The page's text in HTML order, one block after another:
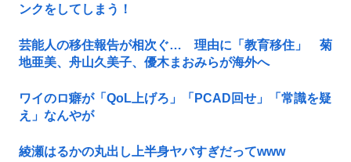
ンクをしてしまう！
芸能人の移住報告が相次ぐ… 理由に「教育移住」 菊
地亜美、舟山久美子、優木まおみらが海外へ
ワイのロ癖が「QoL上げろ」「PCAD回せ」「常識を疑
え」なんやが
綾瀬はるかの丸出し上半身ヤバすぎだってwww